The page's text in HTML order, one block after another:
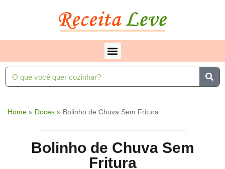
Home » Doces » Bolinho de Chuva Sem Fritura
Bolinho de Chuva Sem
Fritura